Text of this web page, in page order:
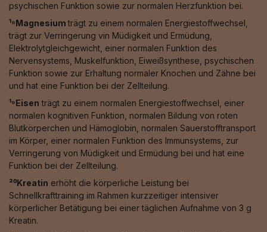
psychischen Funktion sowie zur normalen Herzfunktion bei.
¹⁸Magnesiumträgt zu einem normalen Energiestoffwechsel,
trägt zur Verringerung vin Müdigkeit und Ermüdung,
Elektrolytgleichgewicht, einer normalen Funktion des
Nervensystems, Muskelfunktion, Eiweißsynthese, psychischen
Funktion sowie zur Erhaltung normaler Knochen und Zähne bei
und hat eine Funktion bei der Zellteilung.
¹⁹Eisen trägt zu einem normalen Energiestoffwechsel, einer
normalen kognitiven Funktion, normalen Bildung von roten
Blutkörperchen und Hämoglobin, normalen Sauerstofftransport
im Körper, einer normalen Funktion des Immunsystems, zur
Verringerung von Müdigkeit und Ermüdung bei und hat eine
Funktion bei der Zellteilung.
²⁰Kreatin erhöht die körperliche Leistung bei
Schnellkrafttraining im Rahmen kurzzeitiger intensiver
körperlicher Betätigung bei einer täglichen Aufnahme von 3 g
Kreatin.